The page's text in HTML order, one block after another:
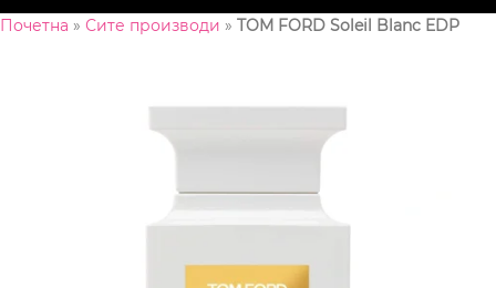
Почетна » Сите производи » TOM FORD Soleil Blanc EDP